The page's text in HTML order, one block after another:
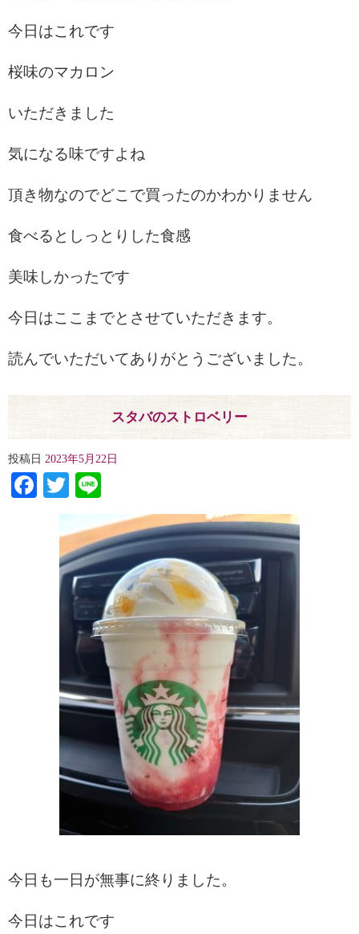
今日はこれです
桜味のマカロン
いただきました
気になる味ですよね
頂き物なのでどこで買ったのかわかりません
食べるとしっとりした食感
美味しかったです
今日はここまでとさせていただきます。
読んでいただいてありがとうございました。
スタバのストロベリー
投稿日 2023年5月22日
Facebook
Twitter
今日も一日が無事に終りました。
今日はこれです